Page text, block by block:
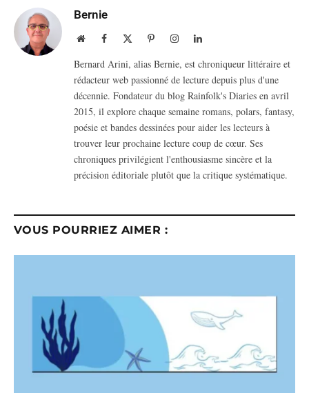
Bernie
WebsiteFacebook PinterestInstagramLinkedIn
Bernard Arini, alias Bernie, est chroniqueur littéraire et
rédacteur web passionné de lecture depuis plus d'une
décennie. Fondateur du blog Rainfolk's Diaries en avril
2015, il explore chaque semaine romans, polars, fantasy,
poésie et bandes dessinées pour aider les lecteurs à
trouver leur prochaine lecture coup de cœur. Ses
chroniques privilégient l'enthousiasme sincère et la
précision éditoriale plutôt que la critique systématique.
VOUS POURRIEZ AIMER :